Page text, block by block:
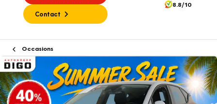
Contact
8.8/10
Occasions